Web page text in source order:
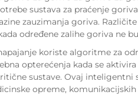
sustava za praćenje
zauzimanja goriva.
određene zalihe goriva ne
koriste algoritme za
opterećenja kada se
sustave. Ovaj
opreme,